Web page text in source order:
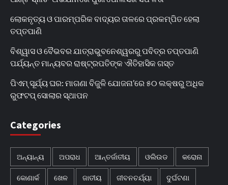
ଲୋକନୃତ୍ୟ ଓ ପାରମ୍ପରିକ ବାଦ୍ୟର ତାଳରେ ପ୍ରକମ୍ପିତ ହେଲା
ତପ୍ତପାଣି
ବିଶ୍ୱାସ ଓ ବୈଭବର ଯାତ୍ରାଭୁବନେଶ୍ୱରରୁ ପବିତ୍ର ତପ୍ତପାଣି
ପର୍ଯ୍ୟନ୍ତ ମାନ୍ୟବର ରାଷ୍ଟ୍ରପତିଙ୍କ ଐତିହାସିକ ଗସ୍ତ
ପିଏମ୍ ସୂର୍ଯ୍ୟ ଘର: ମାଗଣା ବିଜୁଳି ଯୋଜନା’ରେ ୫୦ ଲକ୍ଷରୁ ଅଧିକ
ରୁଫଟପ୍ ସୋଲାର ସ୍ଥାପନ
Categories
ଅନ୍ୟାନ୍ୟ ଅପରାଧ ଆନ୍ତର୍ଜାତୀୟ ଓଲିଉଡ କରୋନା
କୋଣାର୍କ ଖେଳ ଜାତୀୟ ଜୀବନଚର୍ଯ୍ୟା ଦୁର୍ଘଟଣା